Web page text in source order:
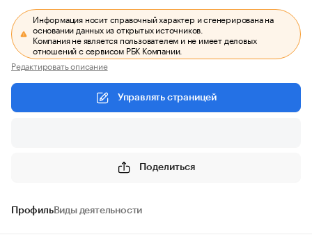
Информация носит справочный характер и сгенерирована на
основании данных из открытых источников.
Компания не является пользователем и не имеет деловых
отношений с сервисом РБК Компании.
Редактировать описание
Управлять страницей
Поделиться
ПрофильВиды деятельности